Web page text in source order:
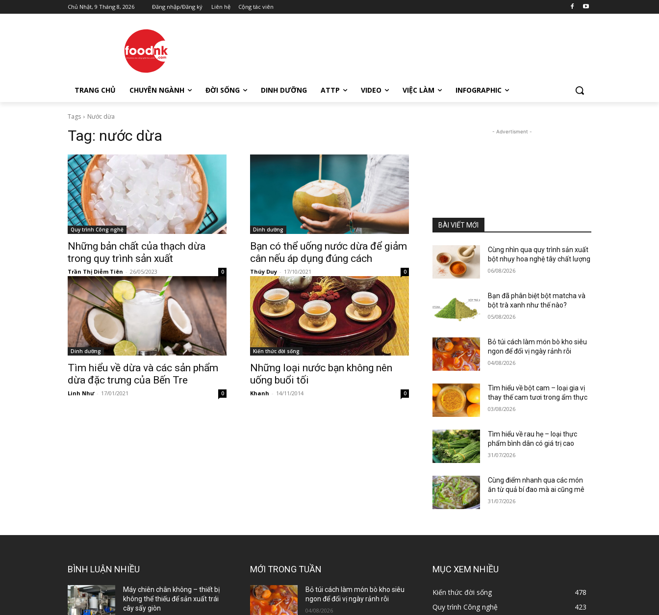
Chủ Nhật, 9 Tháng 8, 2026 Đăng nhập/Đăng ký Liên hệ Cộng tác viên
TRANG CHỦ CHUYÊN NGÀNH ĐỜI SỐNG DINH DƯỠNG ATTP VIDEO VIỆC LÀM INFOGRAPHIC
Tags Nước dừa
Tag: nước dừa
Quy trình Công nghệ
Những bản chất của thạch dừa
trong quy trình sản xuất
Trần Thị Diễm Tiên - 26/05/2023 0
Dinh dưỡng
Bạn có thể uống nước dừa để giảm
cân nếu áp dụng đúng cách
Thúy Duy - 17/10/2021 0
Dinh dưỡng
Tìm hiểu về dừa và các sản phẩm
dừa đặc trưng của Bến Tre
Linh Như - 17/01/2021 0
Kiến thức đời sống
Những loại nước bạn không nên
uống buổi tối
Khanh - 14/11/2014 0
- Advertisment -
BÀI VIẾT MỚI
Cùng nhìn qua quy trình sản xuất
bột nhụy hoa nghệ tây chất lượng
06/08/2026
Bạn đã phân biệt bột matcha và
bột trà xanh như thế nào?
05/08/2026
Bỏ túi cách làm món bò kho siêu
ngon để đổi vị ngày rảnh rỗi
04/08/2026
Tìm hiểu về bột cam – loại gia vị
thay thế cam tươi trong ẩm thực
03/08/2026
Tìm hiểu về rau hẹ – loại thực
phẩm bình dân có giá trị cao
31/07/2026
Cùng điểm nhanh qua các món
ăn từ quả bí đao mà ai cũng mê
31/07/2026
BÌNH LUẬN NHIỀU
Máy chiên chân không – thiết bị
không thể thiếu để sản xuất trái
cây sấy giòn
MỚI TRONG TUẦN
Bỏ túi cách làm món bò kho siêu
ngon để đổi vị ngày rảnh rỗi
04/08/2026
MỤC XEM NHIỀU
Kiến thức đời sống
478
Quy trình Công nghệ
423